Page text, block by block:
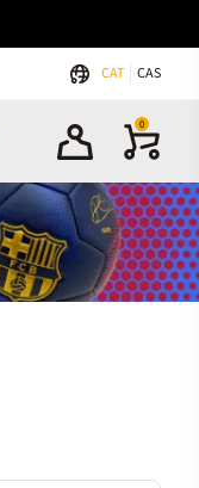
CAT CAS
0